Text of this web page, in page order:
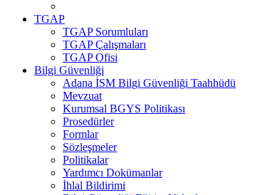
TGAP
TGAP Sorumluları
TGAP Çalışmaları
TGAP Ofisi
Bilgi Güvenliği
Adana İSM Bilgi Güvenliği Taahhüdü
Mevzuat
Kurumsal BGYS Politikası
Prosedürler
Formlar
Sözleşmeler
Politikalar
Yardımcı Dokümanlar
İhlal Bildirimi